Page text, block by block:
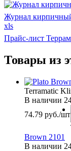
Журнал
xls
Прайс-лист
Товары из
Terramatic
В наличии
74.79 руб./шт
Brown 2101
В наличии